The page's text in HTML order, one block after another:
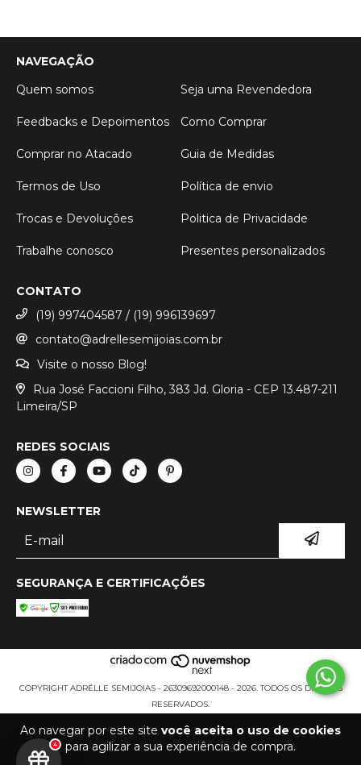
Ao navegar por este site você aceita o uso de cookies
para agilizar a sua experiência de compra.
NAVEGAÇÃO
Quem somos
Seja uma Revendedora
Feedbacks e Depoimentos Como Comprar
Comprar no Atacado Guia de Medidas
Termos de Uso Política de envio
Trocas e Devoluções Politica de Privacidade
Trabalhe conosco Presentes personalizados
CONTATO
(19) 997404587 / (19) 996139697
contato@adrellesemijoias.com.br
Visite o nosso Blog!
Rua José Faccioni Filho, 383 Jd. Gloria - CEP 13.487-211
Limeira/SP
REDES SOCIAIS
NEWSLETTER
SEGURANÇA E CERTIFICAÇÕES
COPYRIGHT ADRÉLLE SEMIJOIAS - 26309692000148 - 2026. TODOS OS DIREITOS
RESERVADOS.
4